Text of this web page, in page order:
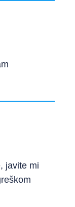
javite mi